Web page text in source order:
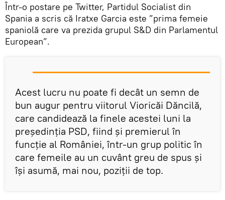
Într-o postare pe Twitter, Partidul Socialist din
Spania a scris că Iratxe Garcia este ”prima femeie
spaniolă care va prezida grupul S&D din Parlamentul
European”.
Acest lucru nu poate fi decât un semn de
bun augur pentru viitorul Vioricăi Dăncilă,
care candidează la finele acestei luni la
președinția PSD, fiind și premierul în
funcție al României, într-un grup politic în
care femeile au un cuvânt greu de spus și
își asumă, mai nou, poziții de top.